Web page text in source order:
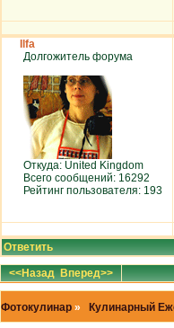
Ilfa
Долгожитель форума
Откуда: United Kingdom
Всего сообщений: 16292
Рейтинг пользователя: 193
Ответить
<<Назад Вперед>>
Фотокулинар » Кулинарный